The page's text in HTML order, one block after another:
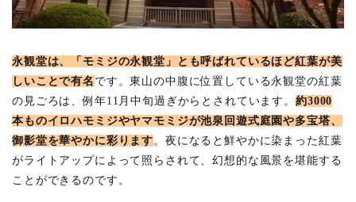
永観堂は、「モミジの永観堂」とも呼ばれているほど紅葉が美
しいことで有名 です。東山の中腹に位置している永観堂の紅葉
の見ごろは、例年11月中旬過ぎからとされています。 約3000
本ものイロハモミジやヤマモミジが池泉回遊式庭園や多宝塔、
御影堂を華やかに彩ります 。夜になると鮮やかに染まった紅葉
がライトアップによって照らされて、幻想的な風景を堪能する
ことができるのです。